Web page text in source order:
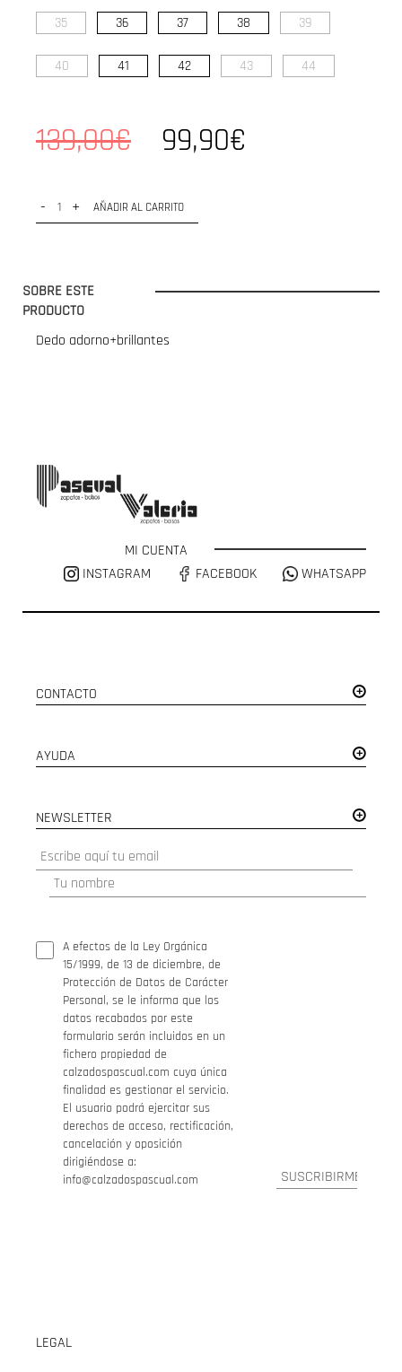
35 36 37 38 39
40 41 42 43 44
139,00€ 99,90€
- + AÑADIR AL CARRITO
SOBRE ESTE
PRODUCTO
Dedo adorno+brillantes
MI CUENTA
INSTAGRAM
FACEBOOK WHATSAPP
CONTACTO
AYUDA
NEWSLETTER
A efectos de la Ley Orgánica
15/1999, de 13 de diciembre, de
Protección de Datos de Carácter
Personal, se le informa que los
datos recabados por este
formulario serán incluidos en un
fichero propiedad de
calzadospascual.com cuya única
finalidad es gestionar el servicio.
El usuario podrá ejercitar sus
derechos de acceso, rectificación,
cancelación y oposición
dirigiéndose a:
info@calzadospascual.com
LEGAL